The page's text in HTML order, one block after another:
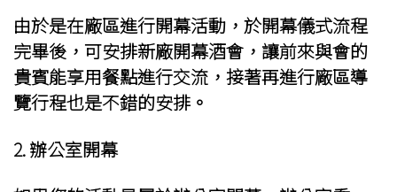
由於是在廠區進行開幕活動，於開幕儀式流程
完畢後，可安排新廠開幕酒會 ，讓前來與會的
貴賓能享用餐點進行交流，接著再進行廠區導
覽行程也是不錯的安排。
2.辦公室開幕